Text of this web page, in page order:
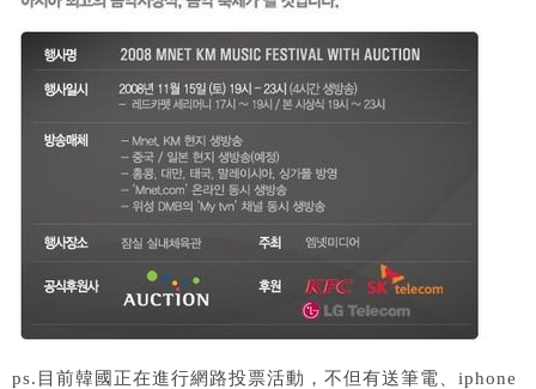
ps.目前韓國正在進行網路投票活動，不但有送筆電、iphone